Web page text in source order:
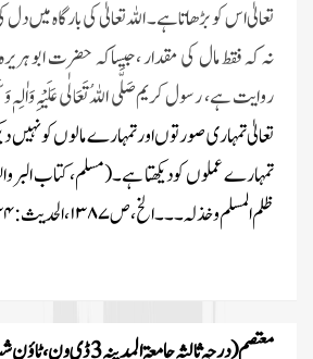
تعالیٰ اس کو بڑھاتا ہے۔ اللہ تعالیٰ کی بارگاہ
نہ کہ فقط مال کی مقدار ،جیساکہ حضرت ابو
روایت ہے، رسول کریم صَلَّی اللہُ تَعَالٰی عَلَیْہِ
تعالیٰ تمہاری صورتوں اور تمہارے مالوں کو نہیں
تمہارے عملوں کو دیکھتا ہے۔(مسلم، کتاب البر
ظلم المسلم وخذلہ۔۔۔ الخ، ص۱۳۸۷، الحدیث:
معتصم ( درجہ ثالثہ جامعۃ المدینہ 3 ڈی ون، ٹاؤن شپ لاہور ، پاکستان)